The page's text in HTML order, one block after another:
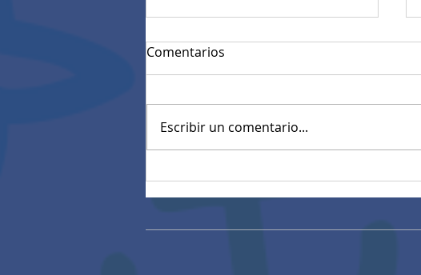
Mensaje de Felicitaciones
de Rectoría
Comentarios
Escribir un comentario...